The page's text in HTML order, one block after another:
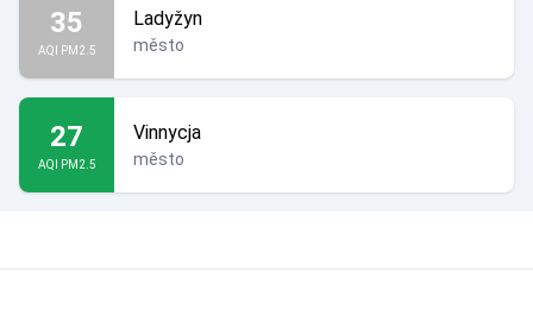
35
AQI PM2.5
Ladyžyn
město
27
AQI PM2.5
Vinnycja
město